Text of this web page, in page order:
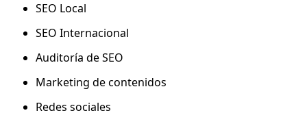
SEO Local
SEO Internacional
Auditoría de SEO
Marketing de contenidos
Redes sociales